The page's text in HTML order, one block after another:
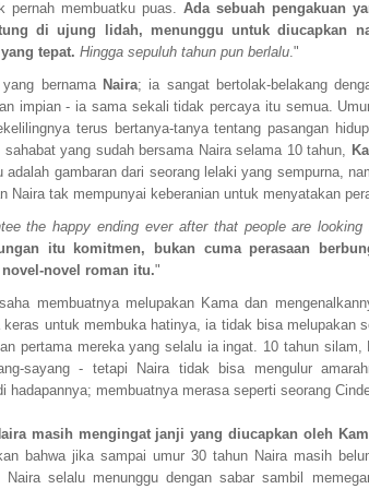
pernah membuatku puas. Ada sebuah pengakuan
di ujung lidah, menunggu untuk diucapkan
tepat. Hingga sepuluh tahun pun berlalu ."
bernama Naira; ia sangat bertolak-belakang
impian - ia sama sekali tidak percaya itu semua.
terus bertanya-tanya tentang pasangan
yang sudah bersama Naira selama 10 tahun,
gambaran dari seorang lelaki yang sempurna,
Naira tak mempunyai keberanian untuk menyatakan
the happy ending ever after that people are looking
itu komitmen, bukan cuma perasaan
novel roman itu."
membuatnya melupakan Kama dan
untuk membuka hatinya, ia tidak bisa melupakan
pertama mereka yang selalu ia ingat. 10 tahun silam,
sayang - tetapi Naira tidak bisa mengulur
membuatnya merasa seperti seorang
masih mengingat janji yang diucapkan oleh
bahwa jika sampai umur 30 tahun Naira masih
selalu menunggu dengan sabar sambil